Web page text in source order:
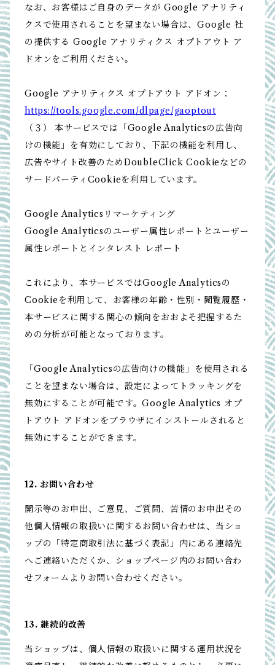
なお、お客様はご自身のデータが Google アナリティ
クスで使用されることを望まない場合は、Google 社
の提供する Google アナリティクス オプトアウト ア
ドオンをご利用ください。
Google アナリティクス オプトアウト アドオン：
https://tools.google.com/dlpage/gaoptout
（３） 本サービスでは「Google Analyticsの広告向
けの機能」を有効にしており、下記の機能を利用し、
広告やサイト改善のためDoubleClick Cookieなどの
サードパーティCookieを利用しています。
Google Analyticsリマーケティング
Google Analyticsのユーザー属性レポートとユーザー
属性レポートとインタレスト レポート
これにより、本サービスではGoogle Analyticsの
Cookieを利用して、お客様の年齢・性別・閲覧履歴・
本サービスに関する関心の傾向をおおよそ把握するた
めの分析が可能となっております。
「Google Analyticsの広告向けの機能」を使用される
ことを望まない場合は、設定によってトラッキングを
無効にすることが可能です。Google Analytics オプ
トアウト アドオンをブラウザにインストールされると
無効にすることができます。
12. お問い合わせ
開示等のお申出、ご意見、ご質問、苦情のお申出その
他個人情報の取扱いに関するお問い合わせは、当ショ
ップの「特定商取引法に基づく表記」内にある連絡先
へご連絡いただくか、ショップページ内のお問い合わ
せフォームよりお問い合わせください。
13. 継続的改善
当ショップは、個人情報の取扱いに関する運用状況を